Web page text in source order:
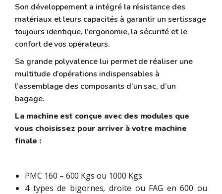
Son développement a intégré la résistance des
matériaux et leurs capacités à garantir un sertissage
toujours identique, l’ergonomie, la sécurité et le
confort de vos opérateurs.
Sa grande polyvalence lui permet de réaliser une
multitude d’opérations indispensables à
l’assemblage des composants d’un sac, d’un
bagage.
La machine est conçue avec des modules que
vous choisissez pour arriver à votre machine
finale :
PMC 160 – 600 Kgs ou 1000 Kgs
4 types de bigornes, droite ou FAG en 600 ou